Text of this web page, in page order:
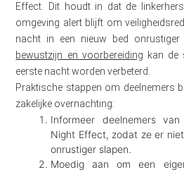
Effect. Dit houdt in dat de
omgeving alert blijft om
nacht in een nieuw bed
bewustzijn en voorbereiding kan de
eerste nacht worden verbeterd.
Praktische stappen om deelnemers
zakelijke overnachting:
Informeer deelnemers
Night Effect, zodat ze er
onrustiger slapen.
Moedig aan om een